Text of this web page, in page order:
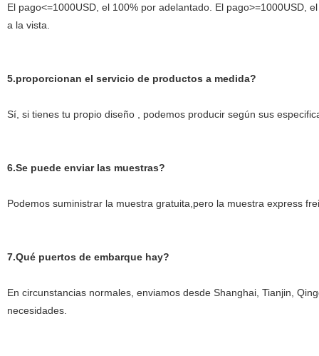
El pago<=1000USD, el 100% por adelantado. El pago>=1000USD,
a la vista.
5.proporcionan el servicio de productos a medida?
Sí, si tienes tu propio diseño , podemos producir según sus
6.Se puede enviar las muestras?
Podemos suministrar la muestra gratuita,pero la muestra express
7.Qué puertos de embarque hay?
En circunstancias normales, enviamos desde Shanghai, Tianjin,
necesidades.